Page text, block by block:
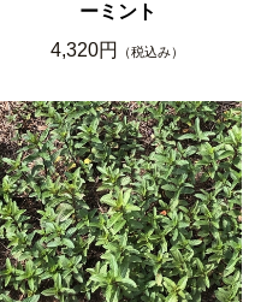
ーミント
4,320円
（税込み）